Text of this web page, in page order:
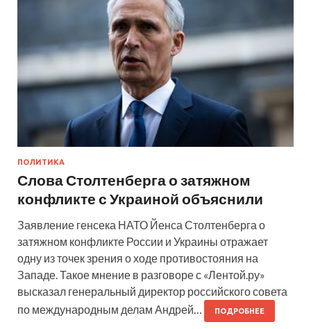
ПОЛИТИКА
Слова Столтенберга о затяжном
конфликте с Украиной объяснили
Заявление генсека НАТО Йенса Столтенберга о
затяжном конфликте России и Украины отражает
одну из точек зрения о ходе противостояния на
Западе. Такое мнение в разговоре с «Лентой.ру»
высказал генеральный директор российского совета
по международным делам Андрей…
ПОДРОБНЕЕ